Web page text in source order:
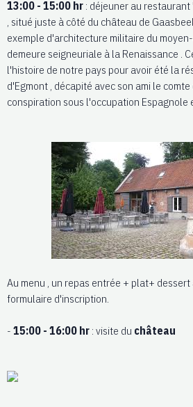
13:00 - 15:00 hr : déjeuner au
, situé juste à côté du château de
exemple d'architecture militaire du
demeure seigneuriale à la Renaissance .
l'histoire de notre pays pour avoir été la
d'Egmont , décapité avec son ami le
conspiration sous l'occupation Espagnole
Au menu , un repas entrée + plat+
formulaire d'inscription.
- 15:00 - 16:00 hr : visite du château